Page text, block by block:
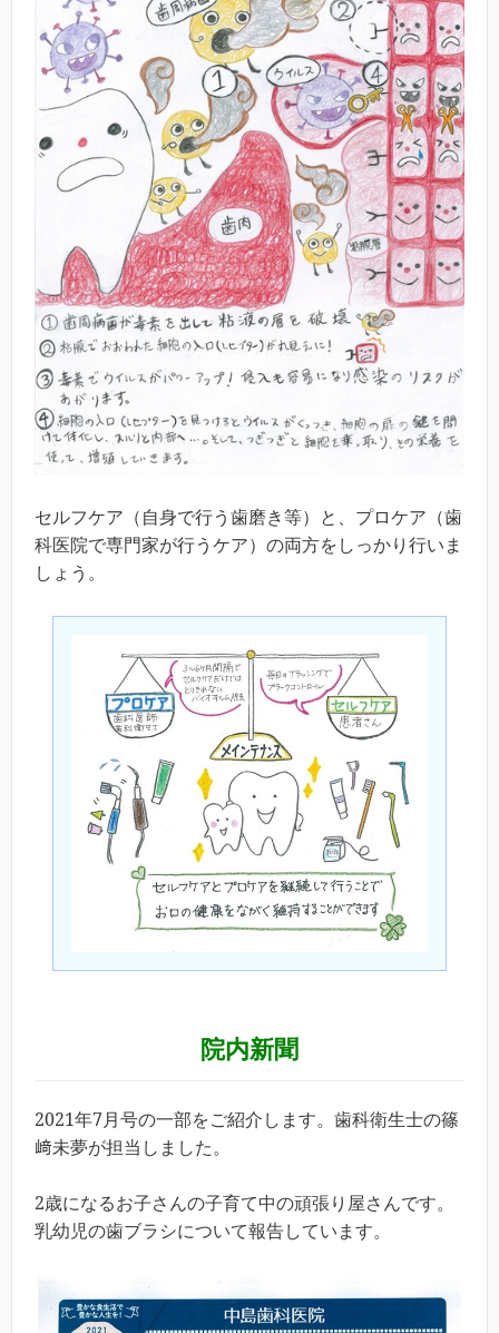
セルフケア（自身で行う歯磨き等）と、プロケア（歯
科医院で専門家が行うケア）の両方をしっかり行いま
しょう。
院内新聞
2021年7月号の一部をご紹介します。歯科衛生士の篠
﨑未夢が担当しました。
2歳になるお子さんの子育て中の頑張り屋さんです。
乳幼児の歯ブラシについて報告しています。